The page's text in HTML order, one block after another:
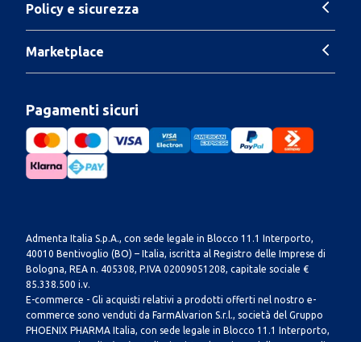
Policy e sicurezza
Marketplace
Pagamenti sicuri
Admenta Italia S.p.A., con sede legale in Blocco 11.1 Interporto,
40010 Bentivoglio (BO) – Italia, iscritta al Registro delle Imprese di
Bologna, REA n. 405308, P.IVA 02009051208, capitale sociale €
85.338.500 i.v.
E-commerce - Gli acquisti relativi a prodotti offerti nel nostro e-
commerce sono venduti da FarmAlvarion S.r.l., società del Gruppo
PHOENIX PHARMA Italia, con sede legale in Blocco 11.1 Interporto,